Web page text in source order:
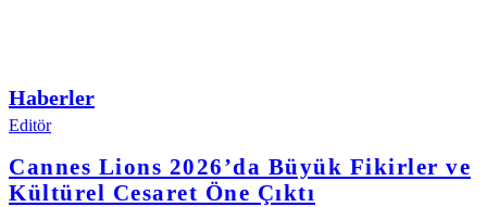
Haberler
Editör
Cannes Lions 2026’da Büyük Fikirler ve
Kültürel Cesaret Öne Çıktı